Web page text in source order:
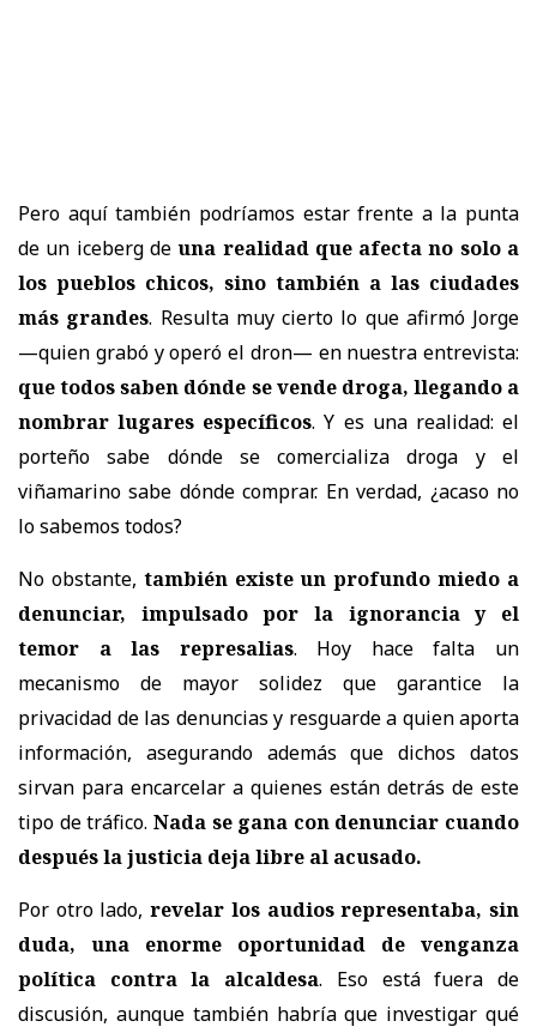
Pero aquí también podríamos estar frente a la punta
de un iceberg deuna realidad que afecta no solo a
los pueblos chicos, sino también a las ciudades
más grandes. Resulta muy cierto lo que afirmó Jorge
—quien grabó y operó el dron— en nuestra entrevista:
que todos saben dónde se vende droga, llegando a
nombrar lugares específicos. Y es una realidad: el
porteño sabe dónde se comercializa droga y el
viñamarino sabe dónde comprar. En verdad, ¿acaso no
lo sabemos todos?
No obstante, también existe un profundo miedo a
denunciar, impulsado por la ignorancia y el
temor a las represalias. Hoy hace falta un
mecanismo de mayor solidez que garantice la
privacidad de las denuncias y resguarde a quien aporta
información, asegurando además que dichos datos
sirvan para encarcelar a quienes están detrás de este
tipo de tráfico. Nada se gana con denunciar cuando
después la justicia deja libre al acusado.
Por otro lado,revelar los audios representaba, sin
duda, una enorme oportunidad de venganza
política contra la alcaldesa. Eso está fuera de
discusión, aunque también habría que investigar qué